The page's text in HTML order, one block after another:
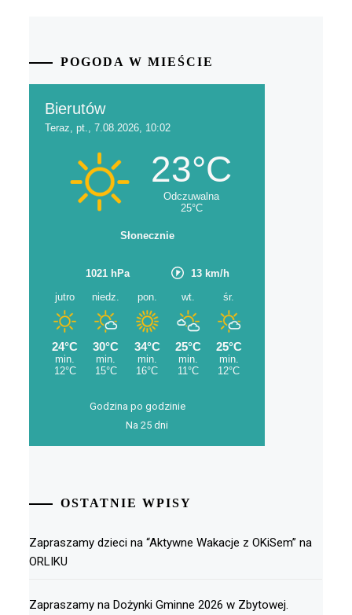
POGODA W MIEŚCIE
Godzina po godzinie
Na 25 dni
OSTATNIE WPISY
Zapraszamy dzieci na “Aktywne Wakacje z OKiSem” na
ORLIKU
Zapraszamy na Dożynki Gminne 2026 w Zbytowej.